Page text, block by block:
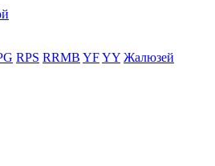
RPS RRMB YFYY Жалюзей